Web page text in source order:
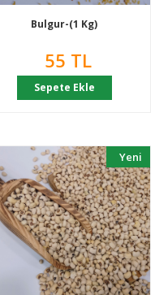
Bulgur-(1 Kg)
55 TL
Sepete Ekle
Yeni